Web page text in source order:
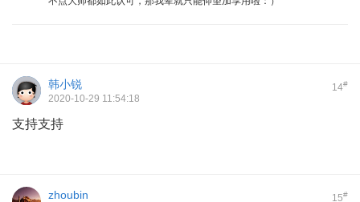
14#
韩小锐
2020-10-29 11:54:18
支持支持
15#
zhoubin